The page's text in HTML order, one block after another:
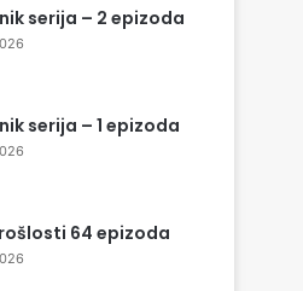
serija – 2 epizoda
serija – 1 epizoda
64 epizoda